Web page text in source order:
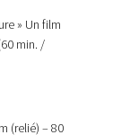
» Un film
min. /
(relié) – 80